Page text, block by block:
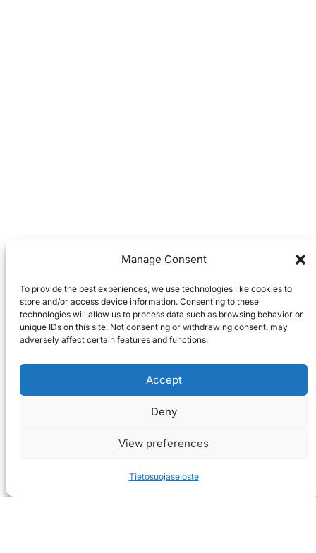
Manage Consent
To provide the best experiences, we use technologies like cookies to
store and/or access device information. Consenting to these
technologies will allow us to process data such as browsing behavior or
unique IDs on this site. Not consenting or withdrawing consent, may
adversely affect certain features and functions.
Accept
Deny
View preferences
Tietosuojaseloste